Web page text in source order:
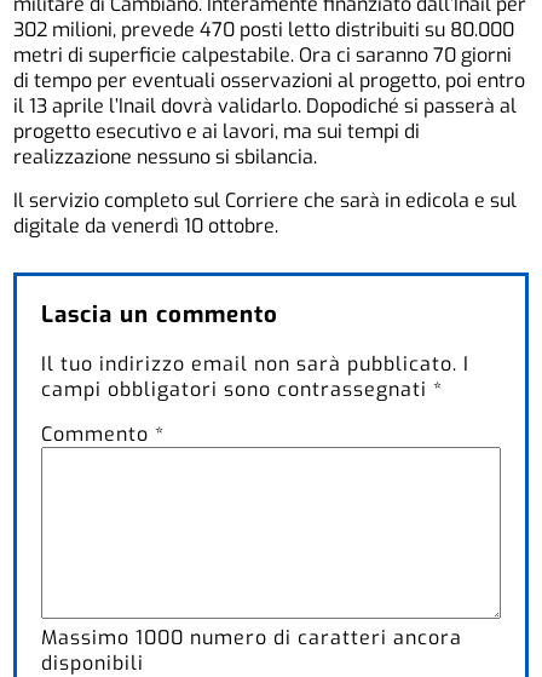
302 milioni, prevede 470 posti letto distribuiti su 80.000
metri di superficie calpestabile. Ora ci saranno 70 giorni
di tempo per eventuali osservazioni al progetto, poi entro
il 13 aprile l’Inail dovrà validarlo. Dopodiché si passerà al
progetto esecutivo e ai lavori, ma sui tempi di
realizzazione nessuno si sbilancia.
Il servizio completo sul Corriere che sarà in edicola e sul
digitale da venerdì 10 ottobre.
Lascia un commento
Il tuo indirizzo email non sarà pubblicato. I
campi obbligatori sono contrassegnati *
Commento *
Massimo1000 numero di caratteri ancora
disponibili